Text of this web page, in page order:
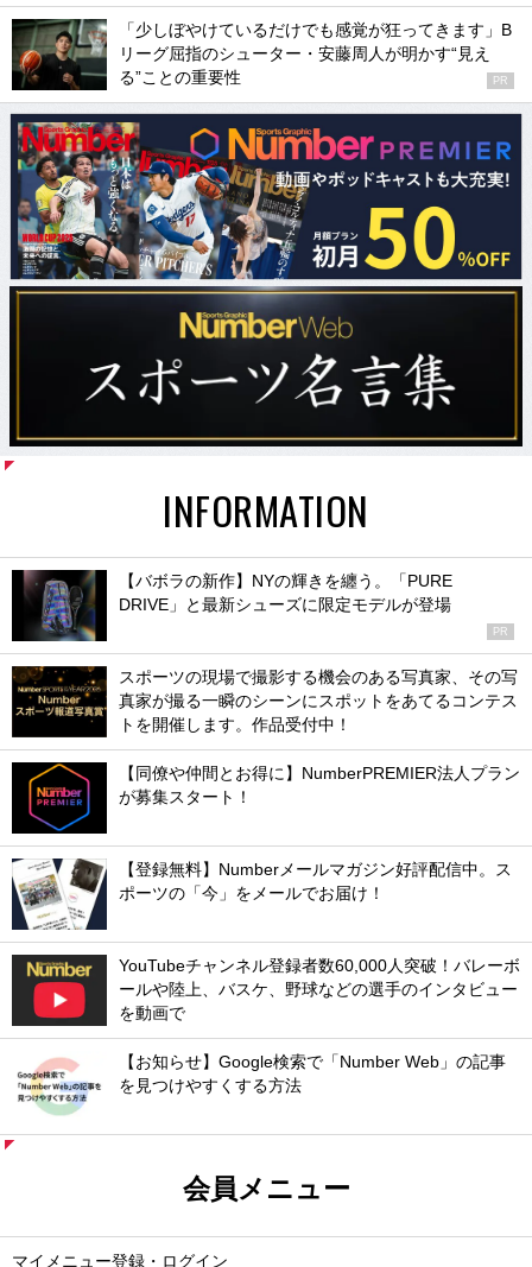
「少しぼやけているだけでも感覚が狂ってきます」B
リーグ屈指のシューター・安藤周人が明かす“見え
る”ことの重要性
PR
INFORMATION
【バボラの新作】NYの輝きを纏う。「PURE
DRIVE」と最新シューズに限定モデルが登場
PR
スポーツの現場で撮影する機会のある写真家、その写
真家が撮る一瞬のシーンにスポットをあてるコンテス
トを開催します。作品受付中！
【同僚や仲間とお得に】NumberPREMIER法人プラン
が募集スタート！
【登録無料】Numberメールマガジン好評配信中。ス
ポーツの「今」をメールでお届け！
YouTubeチャンネル登録者数60,000人突破！バレーボ
ールや陸上、バスケ、野球などの選手のインタビュー
を動画で
【お知らせ】Google検索で「Number Web」の記事
を見つけやすくする方法
会員メニュー
マイメニュー登録・ログイン